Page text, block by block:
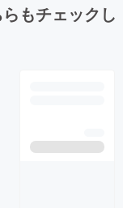
もチェックし